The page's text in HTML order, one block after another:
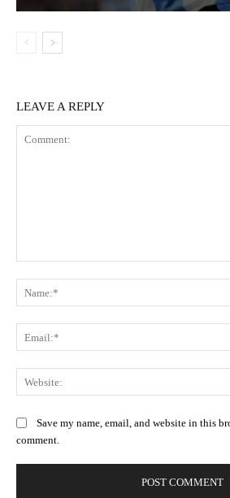
LEAVE A REPLY
Save my name, email, and website in this
comment.